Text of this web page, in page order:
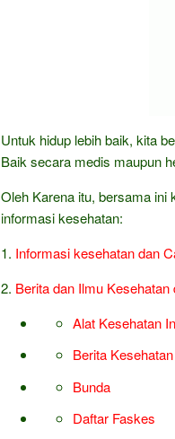
Untuk hidup lebih baik, kita
Baik secara medis maupun
Oleh Karena itu, bersama ini
informasi kesehatan:
1. Informasi kesehatan dan
2. Berita dan Ilmu
Alat Kesehatan
Berita Kesehatan
Bunda
Daftar Faskes